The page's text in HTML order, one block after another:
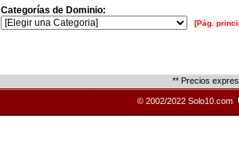
Categorías de Dominio:
[Pág.
** Precios
© 2002/2022 Solo10.com